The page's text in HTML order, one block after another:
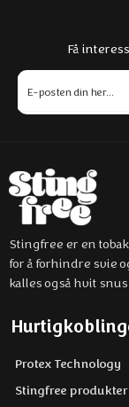
Få
Stingfree er en
for å forhindre svie
kalles også hvit
Protex Technology
Stingfree produkter